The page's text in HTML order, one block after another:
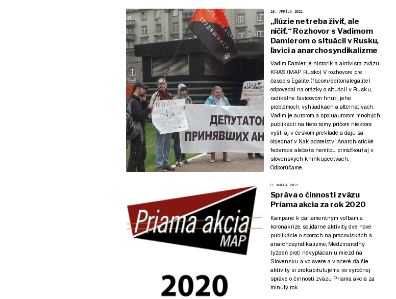
18. APRÍLA 2021
„Ilúzie netreba živiť, ale
ničiť.“ Rozhovor s Vadimom
Damierom o situácii v Rusku,
ľavici a anarchosyndikalizme
Vadim Damier je historik a aktivista zväzu
KRAS (MAP Rusko). V rozhovore pre
časopis Egalite (fb.com/editorialegalite)
odpovedal na otázky o situácii v Rusku,
radikálne ľavicovom hnutí, jeho
problémoch, vyhliadkach a alternatívach.
Vadim je autorom a spoluautorom mnohých
publikácií na tieto témy, pričom niektoré
vyšli aj v českom preklade a dajú sa
objednať v Nakladatelství Anarchistické
federace alebo (s nemilou prirážkou) aj v
slovenských kníhkupectvách.
Odporúčame.
9. MARCA 2021
Správa o činnosti zväzu
Priama akcia za rok 2020
Kampane k parlamentným voľbám a
koronakríze, solidárne aktivity, dve nové
publikácie o sporoch na pracoviskách a
anarchosyndikalizme, Medzinárodný
týždeň proti nevyplácaniu miezd na
Slovensku a vo svete a viaceré ďalšie
aktivity si zrekapitulujeme vo výročnej
správe o činnosti zväzu Priama akcia za
minulý rok.